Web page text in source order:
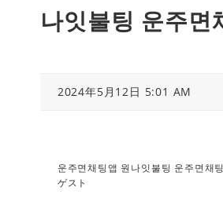
나잇불팅 운주면
2024年5月12日 5:01 AM
운주면채팅앱 원나잇불팅 운주면채팅
ゲスト